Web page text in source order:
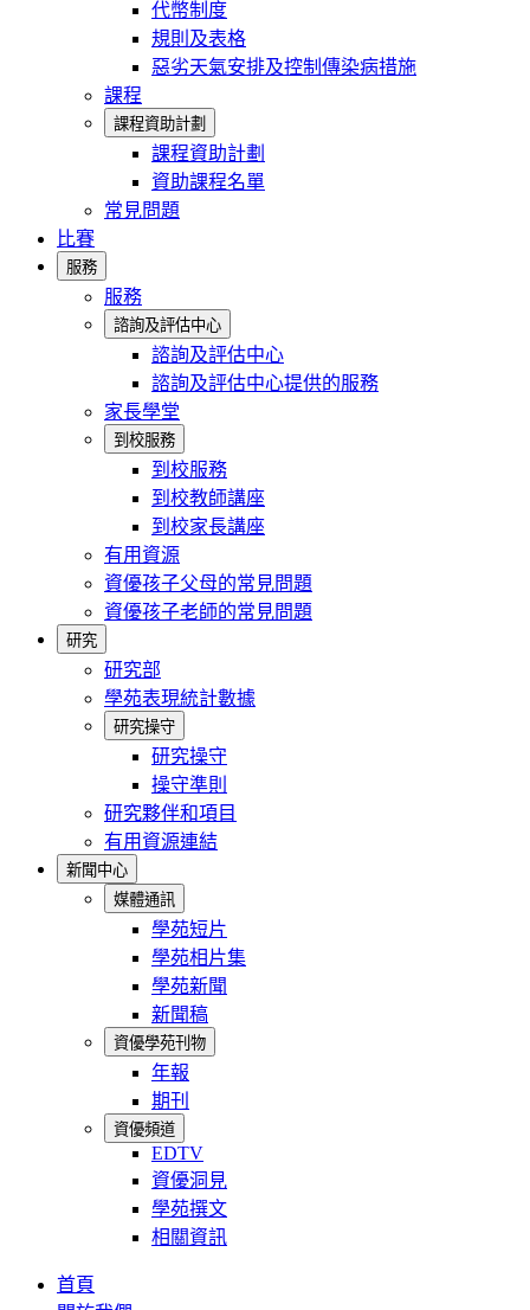
代幣制度
規則及表格
惡劣天氣安排及控制傳染病措施
課程
課程資助計劃
課程資助計劃
資助課程名單
常見問題
比賽
服務
服務
諮詢及評估中心
諮詢及評估中心
諮詢及評估中心提供的服務
家長學堂
到校服務
到校服務
到校教師講座
到校家長講座
有用資源
資優孩子父母的常見問題
資優孩子老師的常見問題
研究
研究部
學苑表現統計數據
研究操守
研究操守
操守準則
研究夥伴和項目
有用資源連結
新聞中心
媒體通訊
學苑短片
學苑相片集
學苑新聞
新聞稿
資優學苑刊物
年報
期刊
資優頻道
EDTV
資優洞見
學苑撰文
相關資訊
首頁